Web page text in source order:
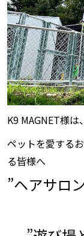
K9 MAGNET様は
ペットを愛する
る皆様へ
”ヘアサロ